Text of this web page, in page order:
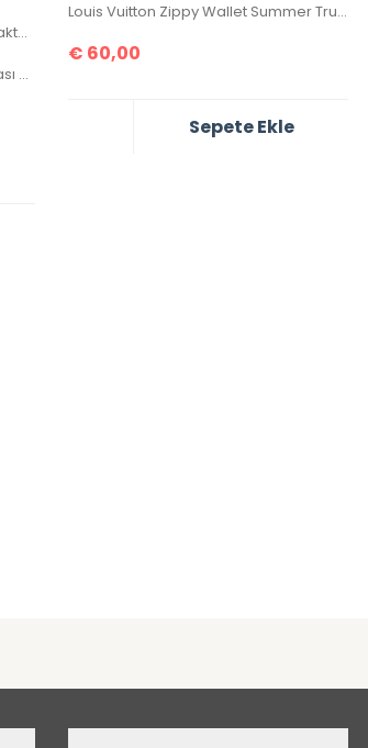
Bu fiyata suni deri emsalleri satılmaktadır.
Bir bozuk para cebi ve seri numarası mevcuttur.
Louis Vuitton Zippy Wallet Summer Trunk ithal cüzdan, seri numaralı, kutulu, toz torbalı, sertifikalı, ebatı 20x11cm.
€ 60,00
Sepete Ekle